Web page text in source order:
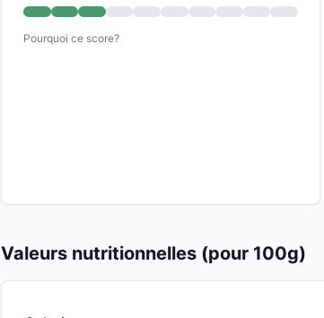
Pourquoi ce score?
Valeurs nutritionnelles (pour 100g)